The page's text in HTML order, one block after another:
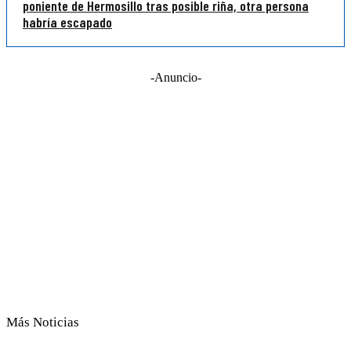
poniente de Hermosillo tras posible riña, otra persona
habría escapado
-Anuncio-
Más Noticias